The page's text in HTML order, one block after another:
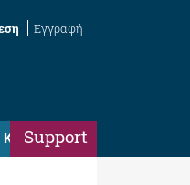
Εγγραφή
ΚώσταSupport